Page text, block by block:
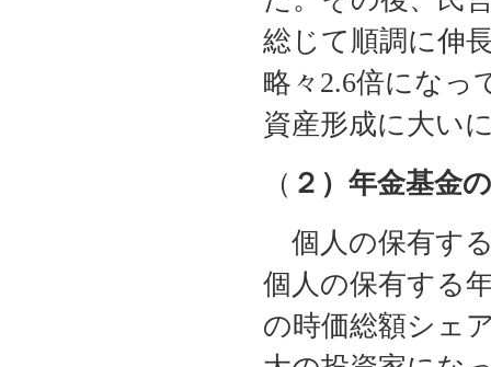
総じて順調に伸
略々2.6倍になっ
資産形成に大い
（ ２）年金基金
個人の保有す
個人の保有する
の時価総額シェ